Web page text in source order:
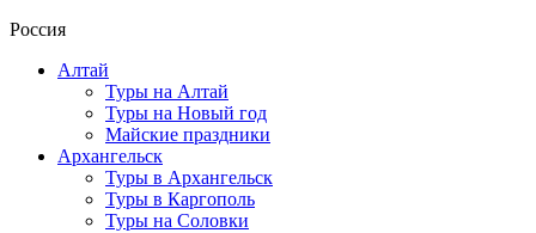
Россия
Алтай
Туры на Алтай
Туры на Новый год
Майские праздники
Архангельск
Туры в Архангельск
Туры в Каргополь
Туры на Соловки